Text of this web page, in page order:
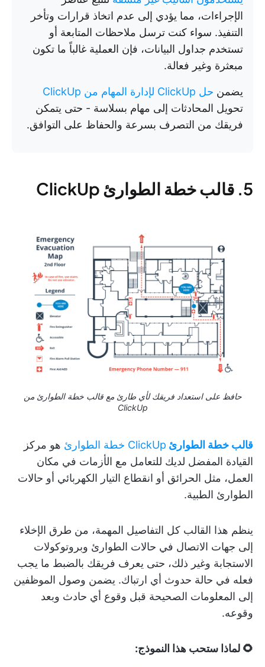
الإجراءات، مما يؤدي إلى عدم اتخاذ قرارات وتأخر
التنفيذ. سواء كنت ترسل ملاحظات المتابعة أو
تستخدم جداول البيانات، فإن العملية غالباً ما تكون
مبعثرة وغير فعالة.
يضمن حل ClickUp لإدارة المهام من ClickUp
تحويل المحادثات إلى مهام بسلاسة - حتى يتمكن
فريقك من التصرف بسرعة والحفاظ على التوافق.
5. قالب خطة الطوارئ ClickUp
حافظ على استعداد فريقك لأي طارئ مع قالب خطة الطوارئ من
ClickUp
قالب خطة الطوارئ ClickUp خطة الطوارئ
هو مركز
القيادة المفضل لديك للتعامل مع الأزمات في مكان
العمل، مثل الحرائق أو انقطاع التيار الكهربائي أو حالات
الطوارئ الطبية.
ينظم هذا القالب كل التفاصيل المهمة، من طرق الإخلاء
إلى جهات الاتصال في حالات الطوارئ وبروتوكولات
الاستجابة وغير ذلك، حتى يعرف فريقك بالضبط ما يجب
فعله في حالة حدوث أي ارتباك. يضمن وصول الموظفين
إلى المعلومات الصحيحة قبل وقوع أي حادث وبعد
وقوعه.
🌻 لماذا ستحب هذا النموذج: